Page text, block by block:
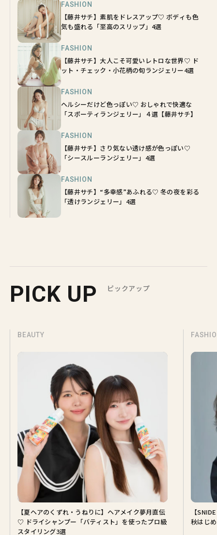
FASHION
【藤井サチ】素肌をドレスアップ♡ ボディも色
気も盛れる「至高のスリップ」4選
FASHION
【藤井サチ】大人こそ可愛いレトロな世界♡ ド
ット・チェック・小花柄の旬ランジェリー4選
FASHION
ヘルシーだけど色っぽい♡ おしゃれで快適な
「スポーティランジェリー」４選【藤井サチ】
FASHION
【藤井サチ】さり気ない透け感が色っぽい♡
「シースルーランジェリー」4選
FASHION
【藤井サチ】“多幸感”あふれる♡ 冬の夜を彩る
「透けランジェリー」4選
PICK UP ピックアップ
BEAUTY
【夏ヘアのくずれ・うねりに】ヘアメイク夢月直伝
♡ ドライシャンプー「バティスト」を使ったプロ級
スタイリング3選
【
秋はじ